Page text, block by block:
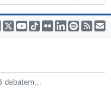
debatem...